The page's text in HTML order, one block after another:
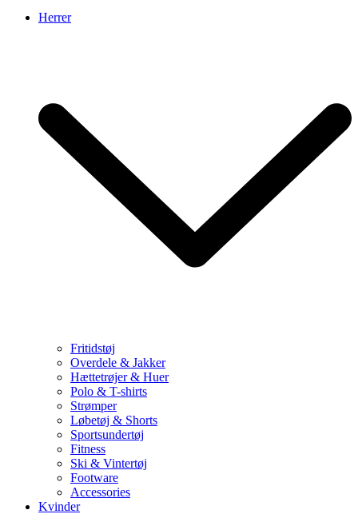
Herrer
Fritidstøj
Overdele & Jakker
Hættetrøjer & Huer
Polo & T-shirts
Strømper
Løbetøj & Shorts
Sportsundertøj
Fitness
Ski & Vintertøj
Footware
Accessories
Kvinder